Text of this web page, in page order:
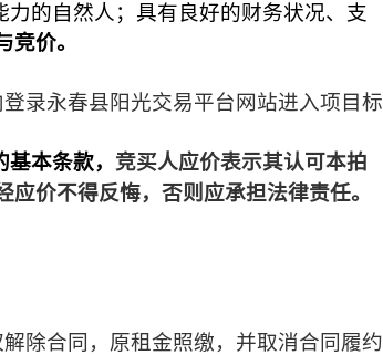
的自然人；具有良好的财务状况、支
价。
录永春县阳光交易平台网站进入项目标
本条款， 竞买人应价表示其认可本拍
价不得反悔，否则应承担法律责任。
除合同，原租金照缴，并取消合同履约